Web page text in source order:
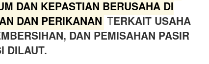
DAN KEPASTIAN BERUSAHA DI
DAN PERIKANAN TERKAIT USAHA
DAN PEMISAHAN PASIR
DILAUT.